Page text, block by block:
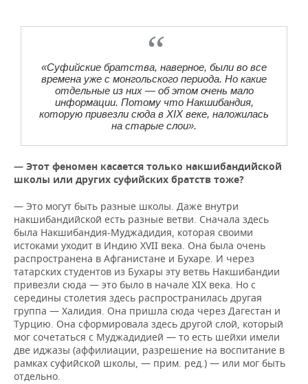
«Суфийские братства, наверное, были во все
времена уже с монгольского периода. Но какие
отдельные из них — об этом очень мало
информации. Потому что Накшибандия,
которую привезли сюда в XIX веке, наложилась
на старые слои».
— Этот феномен касается только накшибандийской
школы или других суфийских братств тоже?
— Это могут быть разные школы. Даже внутри
накшибандийской есть разные ветви. Сначала здесь
была Накшибандия-Муджадидия, которая своими
истоками уходит в Индию XVII века. Она была очень
распространена в Афганистане и Бухаре. И через
татарских студентов из Бухары эту ветвь Накшибандии
привезли сюда — это было в начале XIX века. Но с
середины столетия здесь распространилась другая
группа — Халидия. Она пришла сюда через Дагестан и
Турцию. Она сформировала здесь другой слой, который
мог сочетаться с Муджадидией — то есть шейхи имели
две иджазы (аффилиации, разрешение на воспитание в
рамках суфийской школы, — прим. ред.) — или мог быть
отдельно.